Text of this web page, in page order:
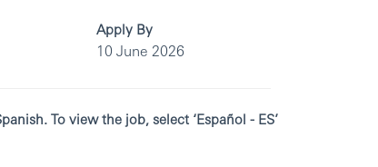
Apply By
10 June 2026
To view the job, select ‘Español - ES’